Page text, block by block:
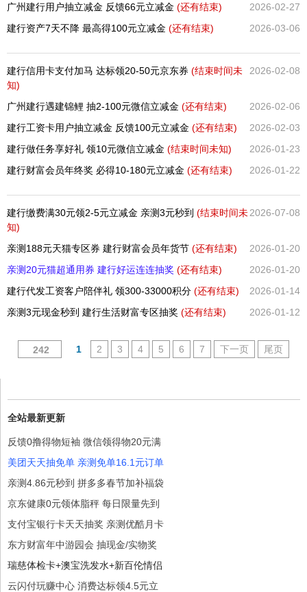
2026-02-27
广州建行用户抽立减金 反馈66元立减金 (还有结束)
2026-03-06
建行资产7天不降 最高得100元立减金 (还有结束)
2026-02-08
建行信用卡支付加马 达标领20-50元京东券 (结束时间未
知)
2026-02-06
广州建行遇建锦鲤 抽2-100元微信立减金 (还有结束)
2026-02-03
建行工资卡用户抽立减金 反馈100元立减金 (还有结束)
2026-01-23
建行做任务享好礼 领10元微信立减金 (结束时间未知)
2026-01-22
建行财富会员年终奖 必得10-180元立减金 (还有结束)
2026-07-08
建行缴费满30元领2-5元立减金 亲测3元秒到 (结束时间未
知)
2026-01-20
亲测188元天猫专区券 建行财富会员年货节 (还有结束)
2026-01-20
亲测20元猫超通用券 建行好运连连抽奖 (还有结束)
2026-01-14
建行代发工资客户陪伴礼 领300-33000积分 (还有结束)
2026-01-12
亲测3元现金秒到 建行生活财富专区抽奖 (还有结束)
242 1 2 3 4 5 6 7 下一页 尾页
全站最新更新
反馈0撸得物短袖 微信领得物20元满
美团天天抽免单 亲测免单16.1元订单
亲测4.86元秒到 拼多多春节加补福袋
京东健康0元领体脂秤 每日限量先到
支付宝银行卡天天抽奖 亲测优酷月卡
东方财富年中游园会 抽现金/实物奖
瑞慈体检卡+澳宝洗发水+新百伦情侣
云闪付玩赚中心 消费达标领4.5元立